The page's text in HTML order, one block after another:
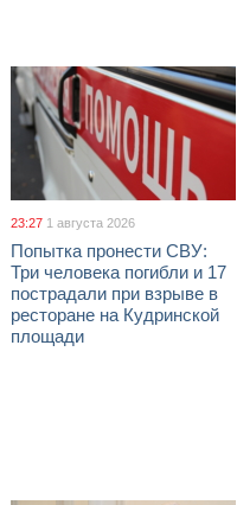
23:27 1 августа 2026
Попытка пронести СВУ:
Три человека погибли и 17
пострадали при взрыве в
ресторане на Кудринской
площади